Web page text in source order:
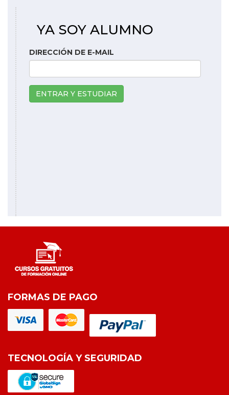
YA SOY ALUMNO
DIRECCIÓN DE E-MAIL
ENTRAR Y ESTUDIAR
FORMAS DE PAGO
TECNOLOGÍA Y SEGURIDAD